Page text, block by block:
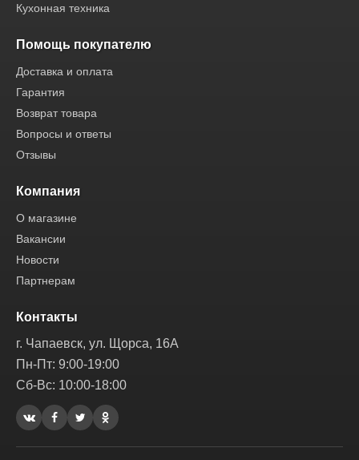
Кухонная техника
Помощь покупателю
Доставка и оплата
Гарантия
Возврат товара
Вопросы и ответы
Отзывы
Компания
О магазине
Вакансии
Новости
Партнерам
Контакты
г. Чапаевск, ул. Щорса, 16А
Пн-Пт: 9:00-19:00
Сб-Вс: 10:00-18:00